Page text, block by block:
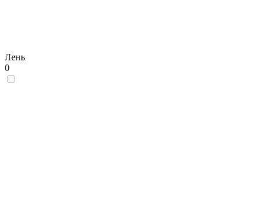
Лень
0